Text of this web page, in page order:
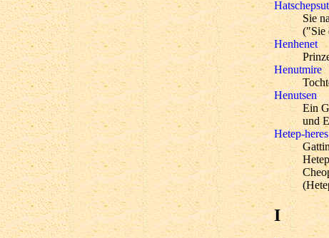
Hatschepsut
Sie
("Sie
Henhenet
Henutmire
Henutsen
Ein
und
Hetep-
I